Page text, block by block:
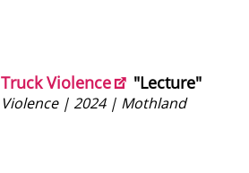
Truck Violence "Lecture"
Violence | 2024 | Mothland